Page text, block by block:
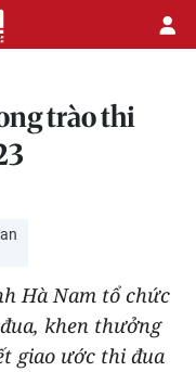
trào thi
Hà Nam tổ chức
khen thưởng
giao ước thi đua